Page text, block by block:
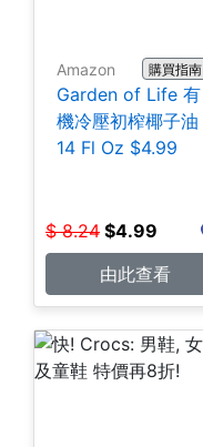
Amazon 購買指南
Garden of Life 有
機冷壓初榨椰子油
14 Fl Oz $4.99
$ 8.24 $4.99
由此查看